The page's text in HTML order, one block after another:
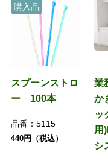
購入品
スプーンストロ
ー 100本
品番： 5115
440円（税込）
業
か
ッ
用
シ